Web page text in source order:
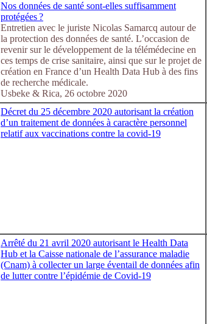
Nos données de santé sont-elles suffisamment
protégées ?
Entretien avec le juriste Nicolas Samarcq autour de
la protection des données de santé. L’occasion de
revenir sur le développement de la télémédecine en
ces temps de crise sanitaire, ainsi que sur le projet de
création en France d’un Health Data Hub à des fins
de recherche médicale.
Usbeke & Rica, 26 octobre 2020
Décret du 25 décembre 2020 autorisant la création
d’un traitement de données à caractère personnel
relatif aux vaccinations contre la covid-19
Arrêté du 21 avril 2020 autorisant le Health Data
Hub et la Caisse nationale de l’assurance maladie
(Cnam) à collecter un large éventail de données afin
de lutter contre l’épidémie de Covid-19